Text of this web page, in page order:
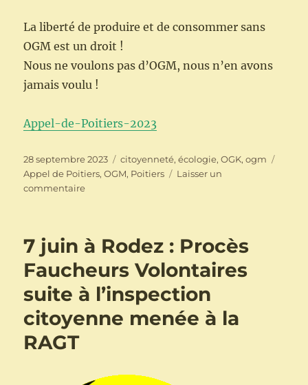
La liberté de produire et de consommer sans
OGM est un droit !
Nous ne voulons pas d’OGM, nous n’en avons
jamais voulu !
Appel-de-Poitiers-2023
Publié
le
28 septembre 2023 Catégories
citoyenneté,écologie,OGK,ogm
Appel de Poitiers,OGM, Poitiers
Laisser un
commentairesur
7 juin à Rodez : Procès
Faucheurs Volontaires
suite à l’inspection
citoyenne menée à la
RAGT